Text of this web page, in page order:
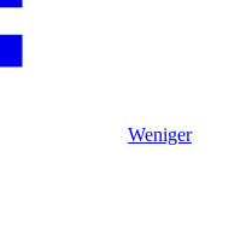
Weniger